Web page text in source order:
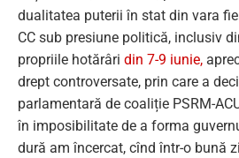
dualitatea puterii în stat din vara
CC sub presiune politică, inclusiv
propriile hotărâri din 7-9 iunie,
drept controversate, prin care a
parlamentară de coaliție PSRM-
în imposibilitate de a forma
dură am încercat, cînd într-o bună